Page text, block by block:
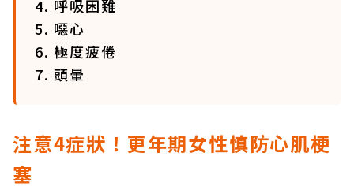
4. 呼吸困難
5. 噁心
6. 極度疲倦
7. 頭暈
注意4症狀！更年期女性慎防心肌梗
塞